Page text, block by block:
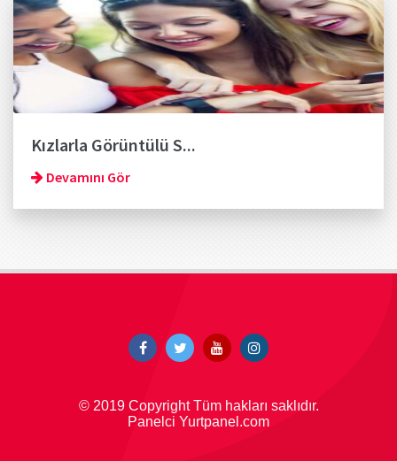
Kızlarla Görüntülü S...
Devamını Gör
© 2019 Copyright Tüm hakları saklıdır.
Panelci Yurtpanel.com